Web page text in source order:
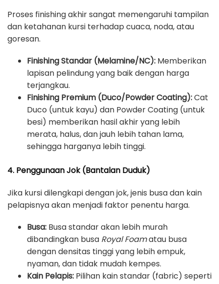
Proses finishing akhir sangat memengaruhi tampilan
dan ketahanan kursi terhadap cuaca, noda, atau
goresan.
Finishing Standar (Melamine/NC): Memberikan
lapisan pelindung yang baik dengan harga
terjangkau.
Finishing Premium (Duco/Powder Coating):Cat
Duco (untuk kayu) dan Powder Coating (untuk
besi) memberikan hasil akhir yang lebih
merata, halus, dan jauh lebih tahan lama,
sehingga harganya lebih tinggi.
4. Penggunaan Jok (Bantalan Duduk)
Jika kursi dilengkapi dengan jok, jenis busa dan kain
pelapisnya akan menjadi faktor penentu harga.
Busa: Busa standar akan lebih murah
dibandingkan busa Royal Foamatau busa
dengan densitas tinggi yang lebih empuk,
nyaman, dan tidak mudah kempes.
Kain Pelapis: Pilihan kain standar (fabric) seperti